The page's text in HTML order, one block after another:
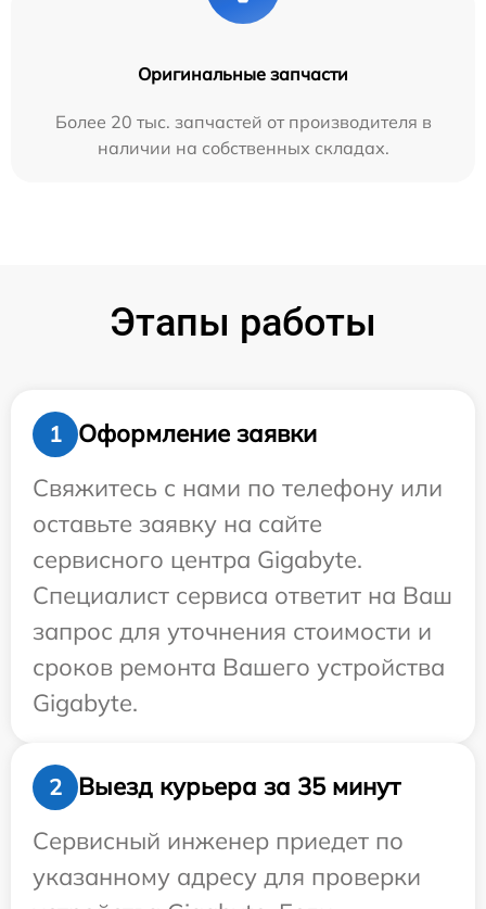
Оригинальные запчасти
Более 20 тыс. запчастей от производителя в
наличии на собственных складах.
Этапы работы
1
Оформление заявки
Свяжитесь с нами по телефону или
оставьте заявку на сайте
сервисного центра Gigabyte.
Специалист сервиса ответит на Ваш
запрос для уточнения стоимости и
сроков ремонта Вашего устройства
Gigabyte.
2
Выезд курьера за 35 минут
Сервисный инженер приедет по
указанному адресу для проверки